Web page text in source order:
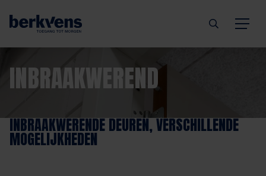
Kozijnen
Meergezinswoning
Architect
Brandwerend
Webshop
Organisatie
INBRAAKWEREND
INBRAAKWERENDE DEUREN, VERSCHILLENDE
MOGELIJKHEDEN